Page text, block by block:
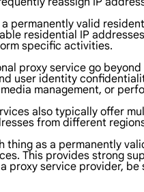
permanently valid
residential IP
specific activities.
proxy service go
user identity
management, or
also typically offer
from different
thing as a permanently
This provides strong
proxy service provider,